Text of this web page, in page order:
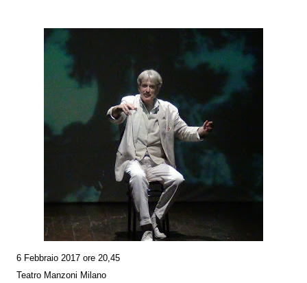
6 Febbraio 2017 ore 20,45
Teatro Manzoni Milano